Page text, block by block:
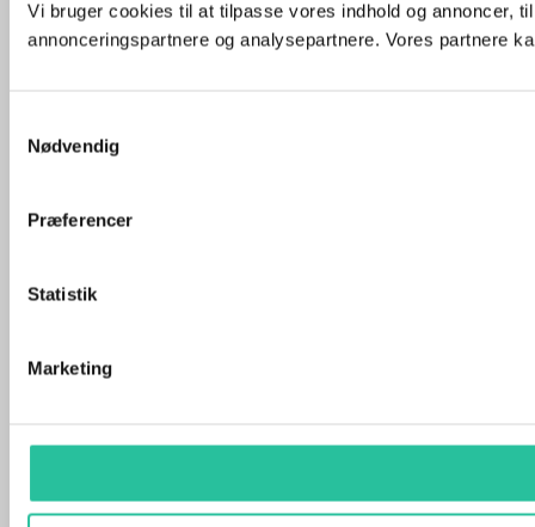
Vi bruger cookies til at tilpasse vores indhold og annoncer,
annonceringspartnere og analysepartnere. Vores partnere
Nødvendig
Præferencer
Statistik
Marketing